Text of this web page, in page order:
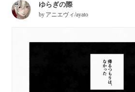
ゆらぎの際
by アニエヴィ/ayato